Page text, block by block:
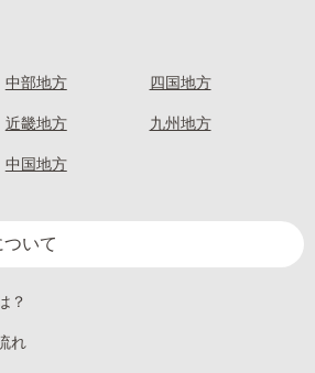
中部地方
近畿地方
中国地方
四国地方
九州地方
いて
？
れ